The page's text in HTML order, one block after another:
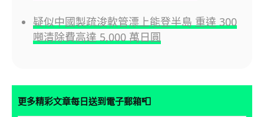
疑似中國製疏浚軟管漂上能登半島 重達 300
噸清除費高達 5,000 萬日圓
更多精彩文章每日送到電子郵箱📮